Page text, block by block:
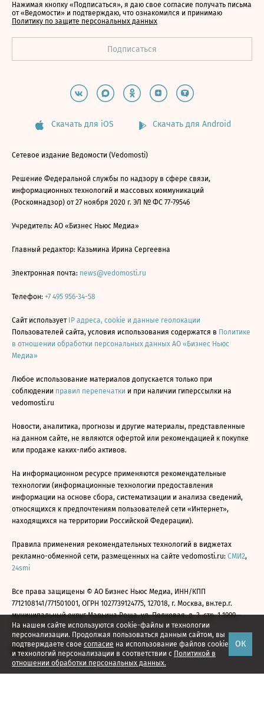
На нашем сайте используются cookie-файлы и технологии
персонализации. Продолжая пользоваться данным сайтом, вы
подтверждаете свое согласие на использование файлов cookie
и технологий персонализации в соответствии с Политикой в
отношении обработки персональных данных.
ОК
Нажимая кнопку «Подписаться», я даю свое согласие получать письма
от «Ведомости» и подтверждаю, что ознакомился и принимаю
Политику по защите персональных данных
Скачать для iOS Скачать для Android
Сетевое издание Ведомости (Vedomosti)
Решение Федеральной службы по надзору в сфере связи,
информационных технологий и массовых коммуникаций
(Роскомнадзор) от 27 ноября 2020 г. ЭЛ № ФС 77-79546
Учредитель: АО «Бизнес Ньюс Медиа»
Главный редактор: Казьмина Ирина Сергеевна
Электронная почта: news@vedomosti.ru
Телефон: +7 495 956-34-58
Сайт использует IP адреса, cookie и данные геолокации
Пользователей сайта, условия использования содержатся в Политике
в отношении обработки персональных данных АО «Бизнес Ньюс
Медиа»
Любое использование материалов допускается только при
соблюдении правил перепечатки и при наличии гиперссылки на
vedomosti.ru
Новости, аналитика, прогнозы и другие материалы, представленные
на данном сайте, не являются офертой или рекомендацией к покупке
или продаже каких-либо активов.
На информационном ресурсе применяются рекомендательные
технологии (информационные технологии предоставления
информации на основе сбора, систематизации и анализа сведений,
относящихся к предпочтениям пользователей сети «Интернет»,
находящихся на территории Российской Федерации).
Правила применения рекомендательных технологий в виджетах
рекламно-обменной сети, размещенных на сайте vedomosti.ru: СМИ2,
24smi
Все права защищены © АО Бизнес Ньюс Медиа, ИНН/КПП
7712108141/771501001, ОГРН 1027739124775, 127018, г. Москва, вн.тер.г.
муниципальный округ Марьина Роща, ул. Полковая, д. 3, стр. 1 1999—
2026